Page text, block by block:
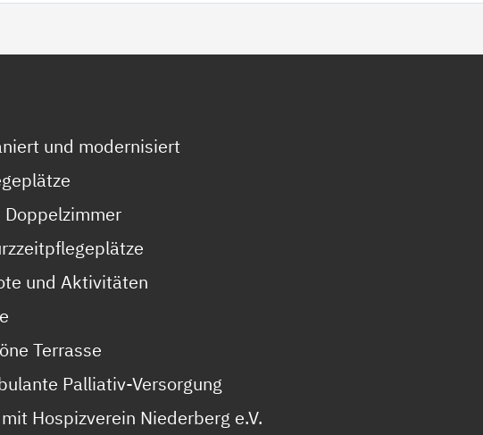
und modernisiert
und Aktivitäten
Terrasse
Palliativ-Versorgung
Hospizverein Niederberg e.V.